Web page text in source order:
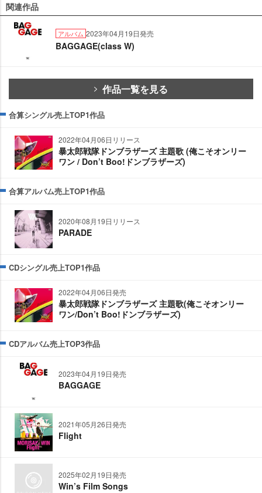
関連作品
アルバム 2023年04月19日発売
BAGGAGE(class W)
作品一覧を見る
合算シングル売上TOP1作品
2022年04月06日リリース
暴太郎戦隊ドンブラザーズ 主題歌 (俺こそオンリー
ワン / Don’t Boo!ドンブラザーズ)
合算アルバム売上TOP1作品
2020年08月19日リリース
PARADE
CDシングル売上TOP1作品
2022年04月06日発売
暴太郎戦隊ドンブラザーズ 主題歌(俺こそオンリー
ワン/Don’t Boo!ドンブラザーズ)
CDアルバム売上TOP3作品
2023年04月19日発売
BAGGAGE
2021年05月26日発売
Flight
2025年02月19日発売
Win’s Film Songs